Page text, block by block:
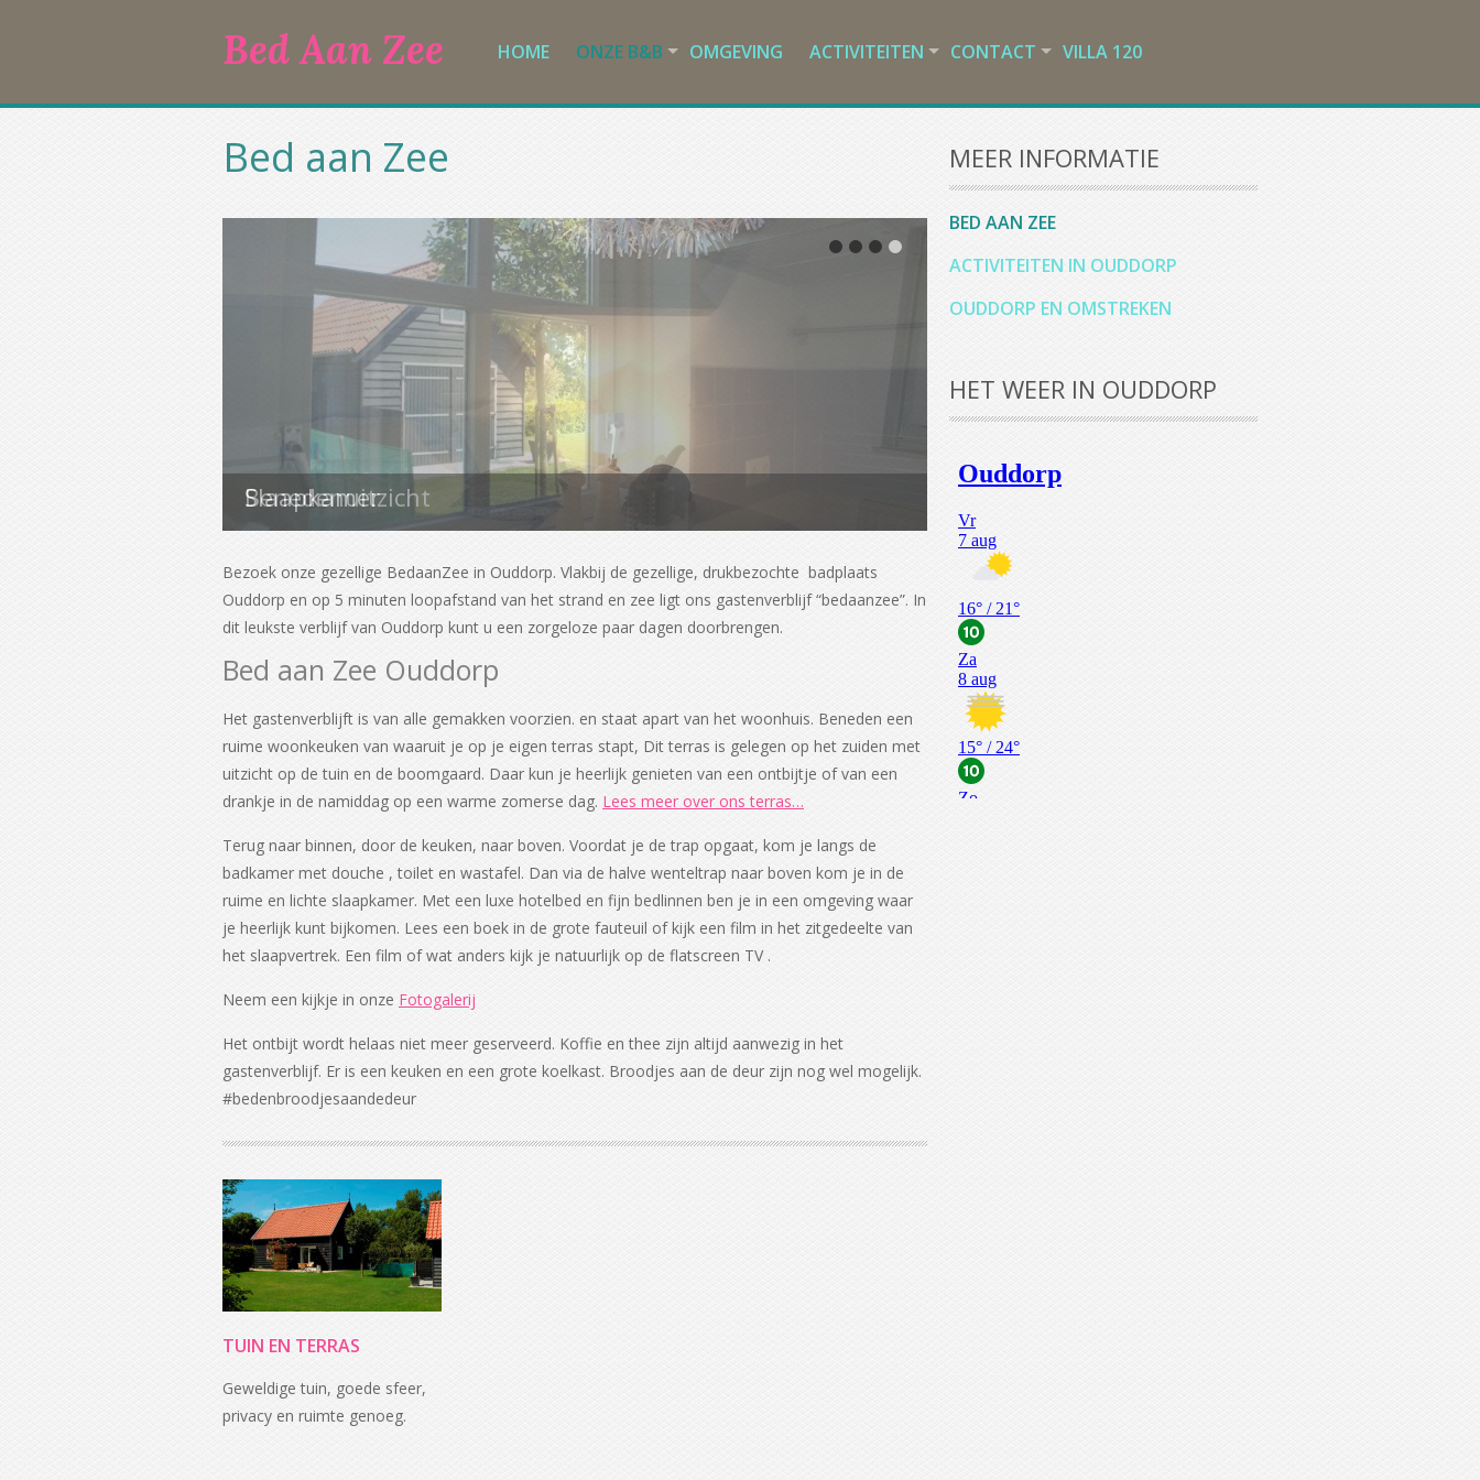
Bed Aan Zee HOME ONZE B&B OMGEVING ACTIVITEITEN CONTACT VILLA 120
Bed aan Zee
Slaapkamer
Bezoek onze gezellige BedaanZee in Ouddorp. Vlakbij de gezellige, drukbezochte badplaats
Ouddorp en op 5 minuten loopafstand van het strand en zee ligt ons gastenverblijf “bedaanzee”. In
dit leukste verblijf van Ouddorp kunt u een zorgeloze paar dagen doorbrengen.
Bed aan Zee Ouddorp
Het gastenverblijft is van alle gemakken voorzien. en staat apart van het woonhuis. Beneden een
ruime woonkeuken van waaruit je op je eigen terras stapt, Dit terras is gelegen op het zuiden met
uitzicht op de tuin en de boomgaard. Daar kun je heerlijk genieten van een ontbijtje of van een
drankje in de namiddag op een warme zomerse dag. Lees meer over ons terras…
Terug naar binnen, door de keuken, naar boven. Voordat je de trap opgaat, kom je langs de
badkamer met douche , toilet en wastafel. Dan via de halve wenteltrap naar boven kom je in de
ruime en lichte slaapkamer. Met een luxe hotelbed en fijn bedlinnen ben je in een omgeving waar
je heerlijk kunt bijkomen. Lees een boek in de grote fauteuil of kijk een film in het zitgedeelte van
het slaapvertrek. Een film of wat anders kijk je natuurlijk op de flatscreen TV .
Neem een kijkje in onze Fotogalerij
Het ontbijt wordt helaas niet meer geserveerd. Koffie en thee zijn altijd aanwezig in het
gastenverblijf. Er is een keuken en een grote koelkast. Broodjes aan de deur zijn nog wel mogelijk.
#bedenbroodjesaandedeur
TUIN EN TERRAS
Geweldige tuin, goede sfeer,
privacy en ruimte genoeg.
MEER INFORMATIE
BED AAN ZEE
ACTIVITEITEN IN OUDDORP
OUDDORP EN OMSTREKEN
HET WEER IN OUDDORP